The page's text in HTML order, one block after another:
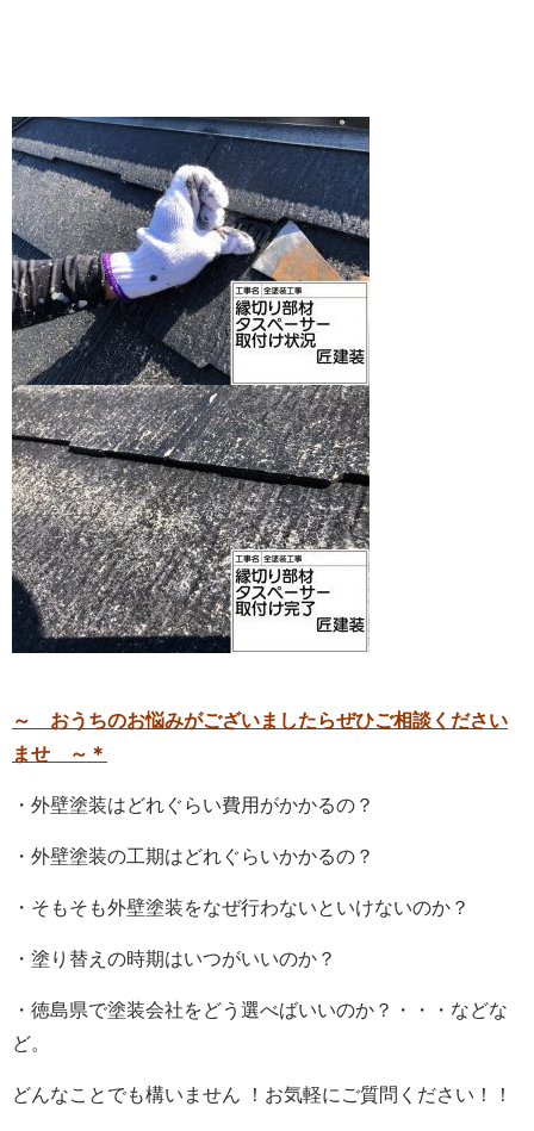
～ おうちのお悩みがございましたらぜひご相談ください
ませ ～＊
・外壁塗装はどれぐらい費用がかかるの？
・外壁塗装の工期はどれぐらいかかるの？
・そもそも外壁塗装をなぜ行わないといけないのか？
・塗り替えの時期はいつがいいのか？
・徳島県で塗装会社をどう選べばいいのか？・・・などな
ど。
どんなことでも構いません ！お気軽にご質問ください！！